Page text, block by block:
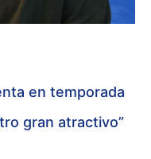
en temporada
gran atractivo”